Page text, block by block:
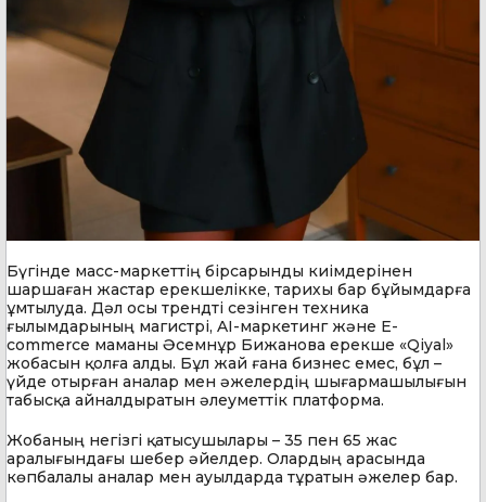
Бүгінде масс-маркеттің бірсарынды киімдерінен
шаршаған жастар ерекшелікке, тарихы бар бұйымдарға
ұмтылуда. Дәл осы трендті сезінген техника
ғылымдарының магистрі, AI-маркетинг және E-
commerce маманы Әсемнұр Бижанова ерекше «Qiyal»
жобасын қолға алды. Бұл жай ғана бизнес емес, бұл –
үйде отырған аналар мен әжелердің шығармашылығын
табысқа айналдыратын әлеуметтік платформа.
Жобаның негізгі қатысушылары – 35 пен 65 жас
аралығындағы шебер әйелдер. Олардың арасында
көпбалалы аналар мен ауылдарда тұратын әжелер бар.